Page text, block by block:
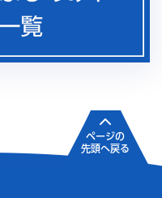
ページの
先頭へ戻る